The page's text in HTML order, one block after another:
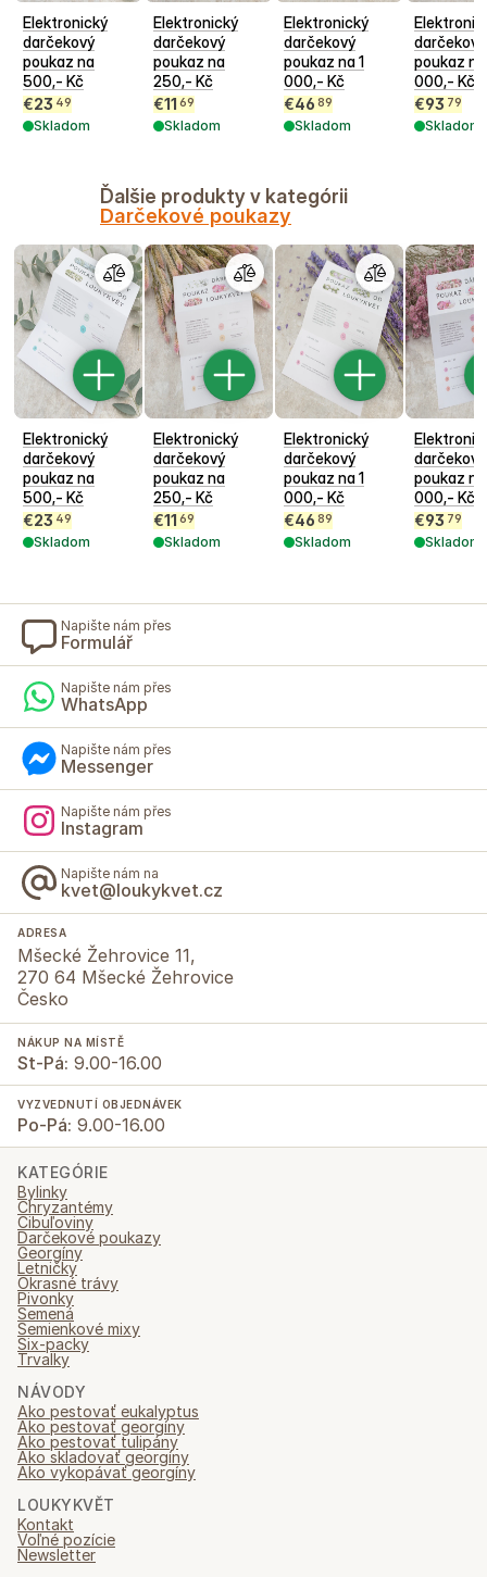
Elektronický
darčekový
poukaz na
500,- Kč
€23 49
Skladom
Elektronický
darčekový
poukaz na
250,- Kč
€11 69
Skladom
Elektronický
darčekový
poukaz na 1
000,- Kč
€46 89
Skladom
darčekový
poukaz
000,- Kč
€93 79
Skladom
Ďalšie produkty v kategórii
Darčekové poukazy
Elektronický
darčekový
poukaz na
500,- Kč
€23 49
Skladom
Elektronický
darčekový
poukaz na
250,- Kč
€11 69
Skladom
Elektronický
darčekový
poukaz na 1
000,- Kč
€46 89
Skladom
darčekový
poukaz
000,- Kč
€93 79
Skladom
Napište nám přes
Formulář
Napište nám přes
WhatsApp
Napište nám přes
Messenger
Napište nám přes
Instagram
Napište nám na
kvet@loukykvet.cz
ADRESA
Mšecké Žehrovice 11,
270 64 Mšecké Žehrovice
Česko
NÁKUP NA MÍSTĚ
St-Pá: 9.00-16.00
VYZVEDNUTÍ OBJEDNÁVEK
Po-Pá: 9.00-16.00
KATEGÓRIE
Bylinky
Chryzantémy
Cibuľoviny
Darčekové poukazy
Georgíny
Letničky
Okrasné trávy
Pivonky
Semená
Semienkové mixy
Six-packy
Trvalky
NÁVODY
Ako pestovať eukalyptus
Ako pestovať georgíny
Ako pestovať tulipány
Ako skladovať georgíny
Ako vykopávať georgíny
LOUKYKVĚT
Kontakt
Voľné pozície
Newsletter